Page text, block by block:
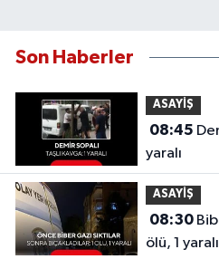
Son Haberler
ASAYİŞ
08:45
yaralı
ASAYİŞ
08:30Biber gazlı bıçaklı saldırı: 1
ölü, 1 yaralı